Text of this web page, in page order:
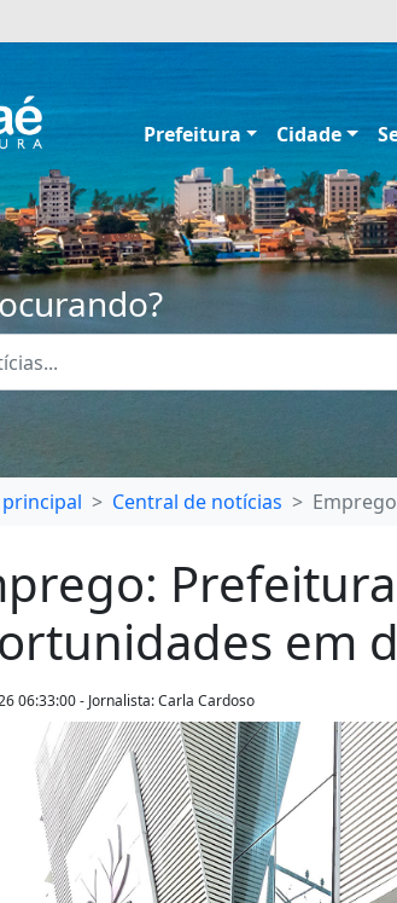
Prefeitura Cidade
Central de notícias
em
06:33:00 - Jornalista: Carla Cardoso